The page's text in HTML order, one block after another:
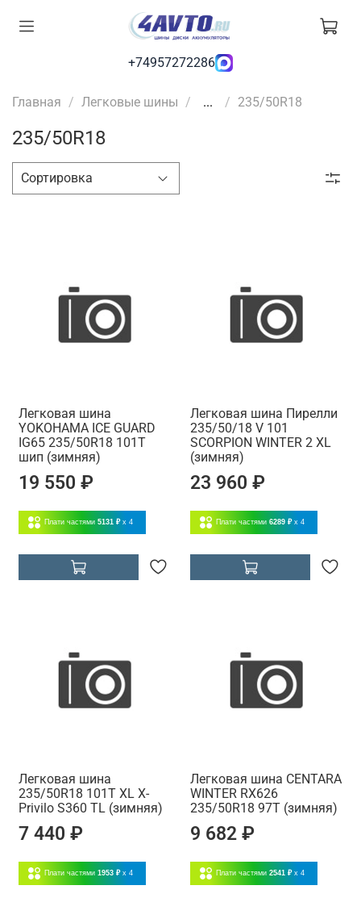
+74957272286
Главная Легковые шины ... 235/50R18
235/50R18
Легковая шина
YOKOHAMA ICE GUARD
IG65 235/50R18 101T
шип (зимняя)
19 550 ₽
Плати частями 5131 ₽ x 4
Легковая шина Пирелли
235/50/18 V 101
SCORPION WINTER 2 XL
(зимняя)
23 960 ₽
Плати частями 6289 ₽ x 4
Легковая шина
235/50R18 101T XL X-
Privilo S360 TL (зимняя)
7 440 ₽
Плати частями 1953 ₽ x 4
Легковая шина CENTARA
WINTER RX626
235/50R18 97T (зимняя)
9 682 ₽
Плати частями 2541 ₽ x 4